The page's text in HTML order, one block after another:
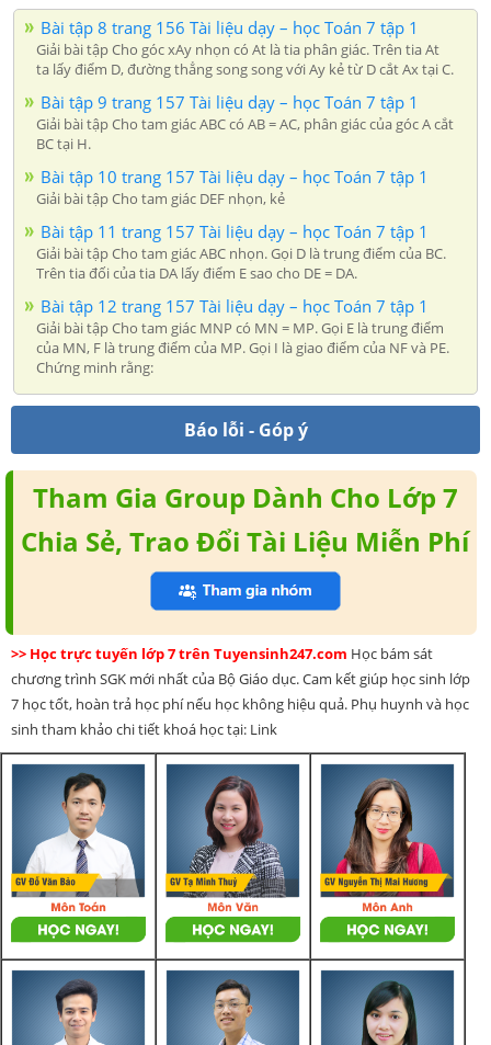
Bài tập 8 trang 156 Tài liệu dạy – học Toán 7 tập 1
Giải bài tập Cho góc xAy nhọn có At là tia phân giác. Trên tia At
ta lấy điểm D, đường thẳng song song với Ay kẻ từ D cắt Ax tại C.
Bài tập 9 trang 157 Tài liệu dạy – học Toán 7 tập 1
Giải bài tập Cho tam giác ABC có AB = AC, phân giác của góc A cắt
BC tại H.
Bài tập 10 trang 157 Tài liệu dạy – học Toán 7 tập 1
Giải bài tập Cho tam giác DEF nhọn, kẻ
Bài tập 11 trang 157 Tài liệu dạy – học Toán 7 tập 1
Giải bài tập Cho tam giác ABC nhọn. Gọi D là trung điểm của BC.
Trên tia đối của tia DA lấy điểm E sao cho DE = DA.
Bài tập 12 trang 157 Tài liệu dạy – học Toán 7 tập 1
Giải bài tập Cho tam giác MNP có MN = MP. Gọi E là trung điểm
của MN, F là trung điểm của MP. Gọi I là giao điểm của NF và PE.
Chứng minh rằng:
Báo lỗi - Góp ý
Tham Gia Group Dành Cho Lớp 7
Chia Sẻ, Trao Đổi Tài Liệu Miễn Phí
>> Học trực tuyến lớp 7 trên Tuyensinh247.com Học bám sát
chương trình SGK mới nhất của Bộ Giáo dục. Cam kết giúp học sinh lớp
7 học tốt, hoàn trả học phí nếu học không hiệu quả. Phụ huynh và học
sinh tham khảo chi tiết khoá học tại: Link